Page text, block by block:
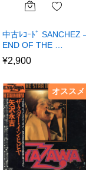
中古ﾚｺｰﾄﾞ SANCHEZ
END OF THE …
¥2,900
オススメ